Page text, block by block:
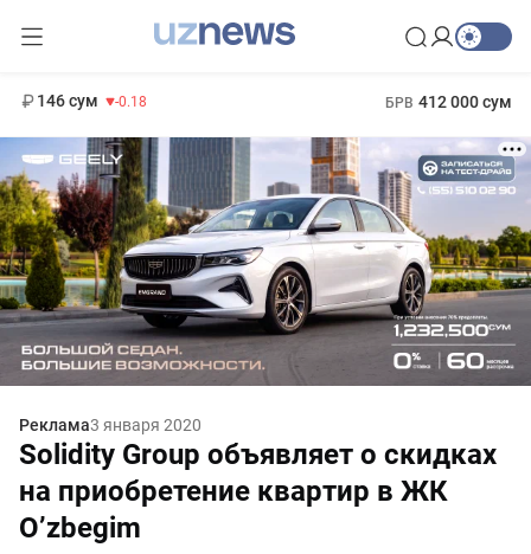
146 сум -0.18 БРВ 412 000 сум
Реклама3 января 2020
Solidity Group объявляет о скидках
на приобретение квартир в ЖК
O’zbegim